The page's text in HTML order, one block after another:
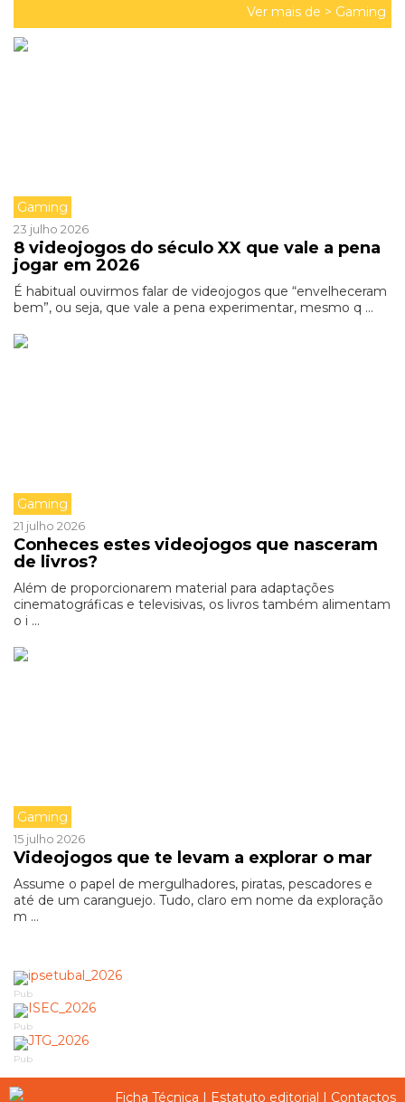
Ver mais de > Gaming
Gaming
23 julho 2026
8 videojogos do século XX que vale a pena
jogar em 2026
É habitual ouvirmos falar de videojogos que “envelheceram
bem”, ou seja, que vale a pena experimentar, mesmo q ...
Gaming
21 julho 2026
Conheces estes videojogos que nasceram
de livros?
Além de proporcionarem material para adaptações
cinematográficas e televisivas, os livros também alimentam
o i ...
Gaming
15 julho 2026
Videojogos que te levam a explorar o mar
Assume o papel de mergulhadores, piratas, pescadores e
até de um caranguejo. Tudo, claro em nome da exploração
m ...
Pub
Pub
Pub
Ficha Técnica | Estatuto editorial | Contactos